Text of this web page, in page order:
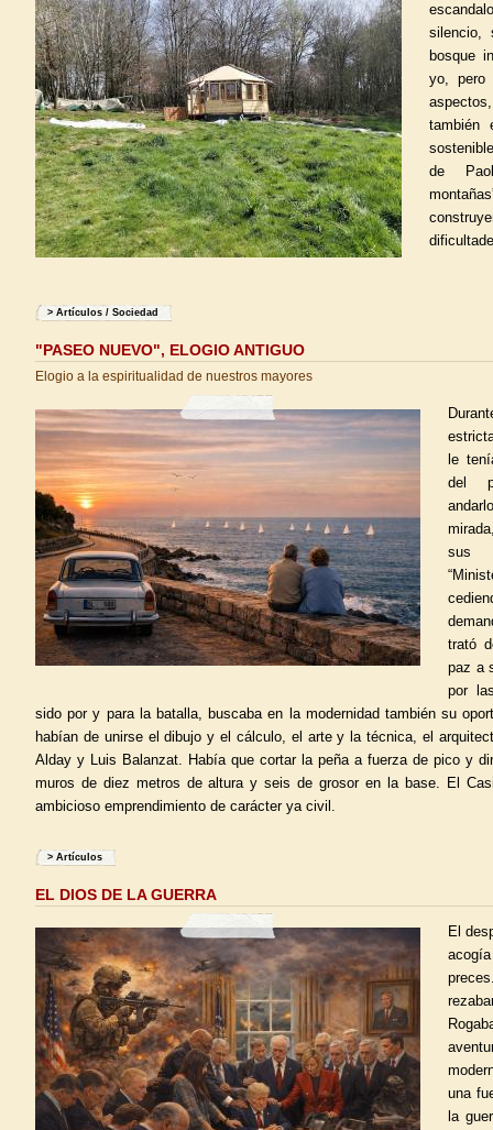
silencio,
bosque
yo, pero
también
de
> Artículos / Sociedad
"PASEO NUEVO", ELOGIO ANTIGUO
Elogio a la espiritualidad de nuestros mayores
le
del
sus
trató
paz a
por
sido por y para la batalla, buscaba en la modernidad también su
habían de unirse el dibujo y el cálculo, el arte y la técnica, el
Alday y Luis Balanzat. Había que cortar la peña a fuerza de pico y
muros de diez metros de altura y seis de grosor en la base. El
ambicioso emprendimiento de carácter ya civil.
> Artículos
EL DIOS DE LA GUERRA
El
una
la